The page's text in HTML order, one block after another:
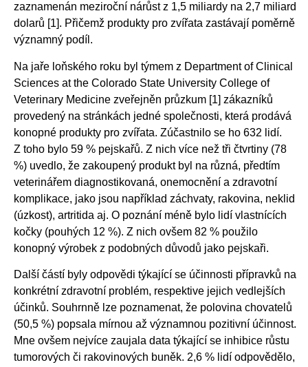
zaznamenán meziroční nárůst z 1,5 miliardy na 2,7 miliard
dolarů [1]. Přičemž produkty pro zvířata zastávají poměrně
významný podíl.
Na jaře loňského roku byl týmem z Department of Clinical
Sciences at the Colorado State University College of
Veterinary Medicine zveřejněn průzkum [1] zákazníků
provedený na stránkách jedné společnosti, která prodává
konopné produkty pro zvířata. Zúčastnilo se ho 632 lidí.
Z toho bylo 59 % pejskařů. Z nich více než tři čtvrtiny (78
%) uvedlo, že zakoupený produkt byl na různá, předtím
veterinářem diagnostikovaná, onemocnění a zdravotní
komplikace, jako jsou například záchvaty, rakovina, neklid
(úzkost), artritida aj. O poznání méně bylo lidí vlastnících
kočky (pouhých 12 %). Z nich ovšem 82 % použilo
konopný výrobek z podobných důvodů jako pejskaři.
Další částí byly odpovědi týkající se účinnosti přípravků na
konkrétní zdravotní problém, respektive jejich vedlejších
účinků. Souhrnně lze poznamenat, že polovina chovatelů
(50,5 %) popsala mírnou až významnou pozitivní účinnost.
Mne ovšem nejvíce zaujala data týkající se inhibice růstu
tumorových či rakovinových buněk. 2,6 % lidí odpovědělo,